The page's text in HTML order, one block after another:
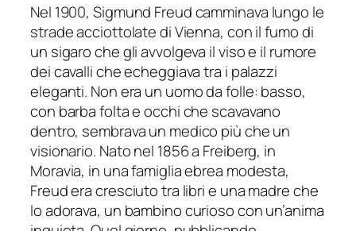
Nel 1900, Sigmund Freud camminava lungo le
strade acciottolate di Vienna, con il fumo di
un sigaro che gli avvolgeva il viso e il rumore
dei cavalli che echeggiava tra i palazzi
eleganti. Non era un uomo da folle: basso,
con barba folta e occhi che scavavano
dentro, sembrava un medico più che un
visionario. Nato nel 1856 a Freiberg, in
Moravia, in una famiglia ebrea modesta,
Freud era cresciuto tra libri e una madre che
lo adorava, un bambino curioso con un’anima